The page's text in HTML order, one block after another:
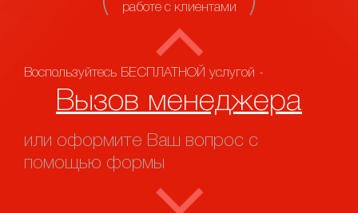
работе с клиентами
Воспользуйтесь БЕСПЛАТНОЙ услугой -
Вызов менеджера
или оформите Ваш вопрос с
помощью формы